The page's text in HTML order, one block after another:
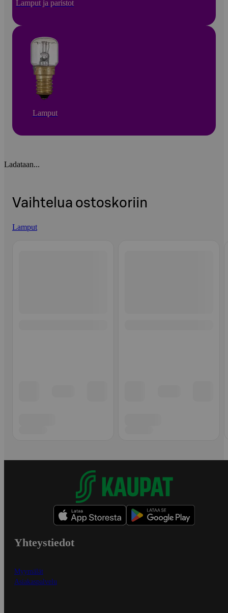
Lamput ja paristot
Lamput
Ladataan...
Vaihtelua ostoskoriin
Lamput
Yhteystiedot
Myymälät
Asiakaspalvelu